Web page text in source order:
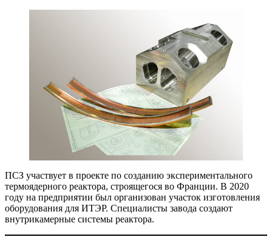
ПСЗ участвует в проекте по созданию экспериментального
термоядерного реактора, строящегося во Франции. В 2020
году на предприятии был организован участок изготовления
оборудования для ИТЭР. Специалисты завода создают
внутрикамерные системы реактора.